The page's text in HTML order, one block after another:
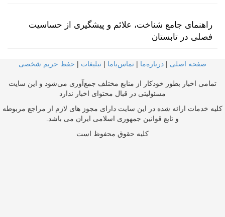
راهنمای جامع شناخت، علائم و پیشگیری از حساسیت
فصلی در تابستان
صفحه اصلی | درباره‌ما | تماس‌با‌ما | تبلیغات | حفظ حریم شخصی
تمامی اخبار بطور خودکار از منابع مختلف جمع‌آوری می‌شود و این سایت
مسئولیتی در قبال محتوای اخبار ندارد
کلیه خدمات ارائه شده در این سایت دارای مجوز های لازم از مراجع مربوطه
و تابع قوانین جمهوری اسلامی ایران می باشد.
کلیه حقوق محفوظ است